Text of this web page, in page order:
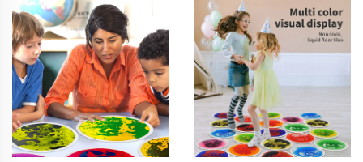
કિન્ડરગાર્ટન ડાયનેમિક રાઉન્ડ
લિક્વિડ ફ્LOOR ટાઇલ્સ સેટ
કિન્ડરગાર્ટન ડઇનેમિક રાઉન્ડ
લિક્વિડ ફ્LOOR ટાઇલ્સ સેટ